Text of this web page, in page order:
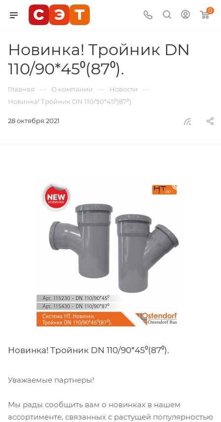
0
Новинка! Тройник DN
110/90*45⁰(87⁰).
Главная — О компании — Новости —
Новинка! Тройник DN 110/90*45⁰(87⁰).
28 октября 2021
Новинка! Тройник DN 110/90*45⁰(87⁰).
Уважаемые партнеры!
Мы рады сообщить вам о новинках в нашем
ассортименте, связанных с растущей популярностью